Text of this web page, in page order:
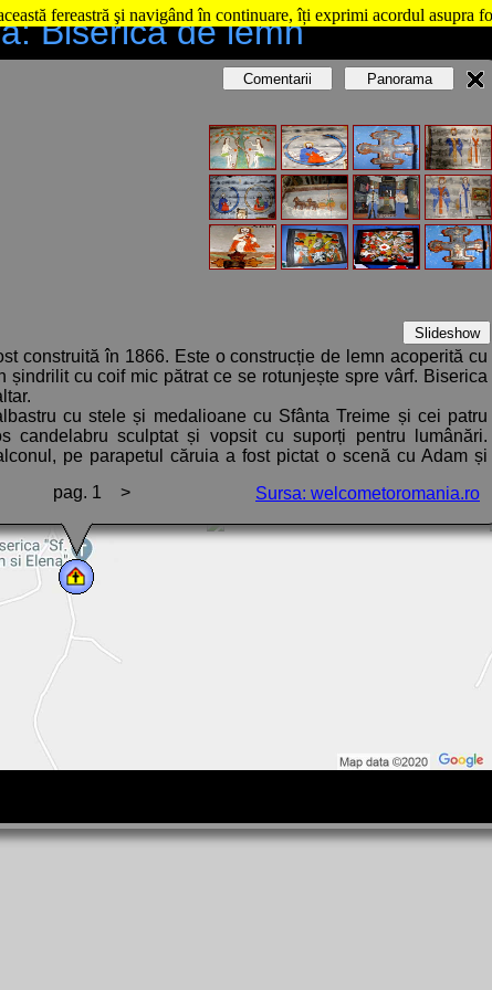
fereastră şi navigând în continuare, îți exprimi acordul asupra
Biserica de lemn
construită în 1866. Este o construcție de lemn acoperită cu
cu coif mic pătrat ce se rotunjește spre vârf. Biserica
cu stele și medalioane cu Sfânta Treime și cei patru
candelabru sculptat și vopsit cu suporți pentru lumânări.
pe parapetul căruia a fost pictat o scenă cu Adam și
Sursa: welcometoromania.ro
Slideshow
Comentarii Panorama
pag. 1 >